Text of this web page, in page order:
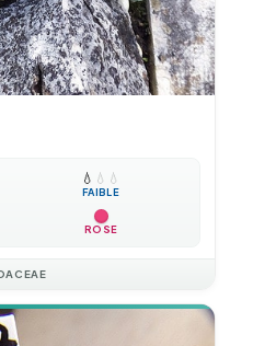
💧 💧 💧
FAIBLE
ROSE